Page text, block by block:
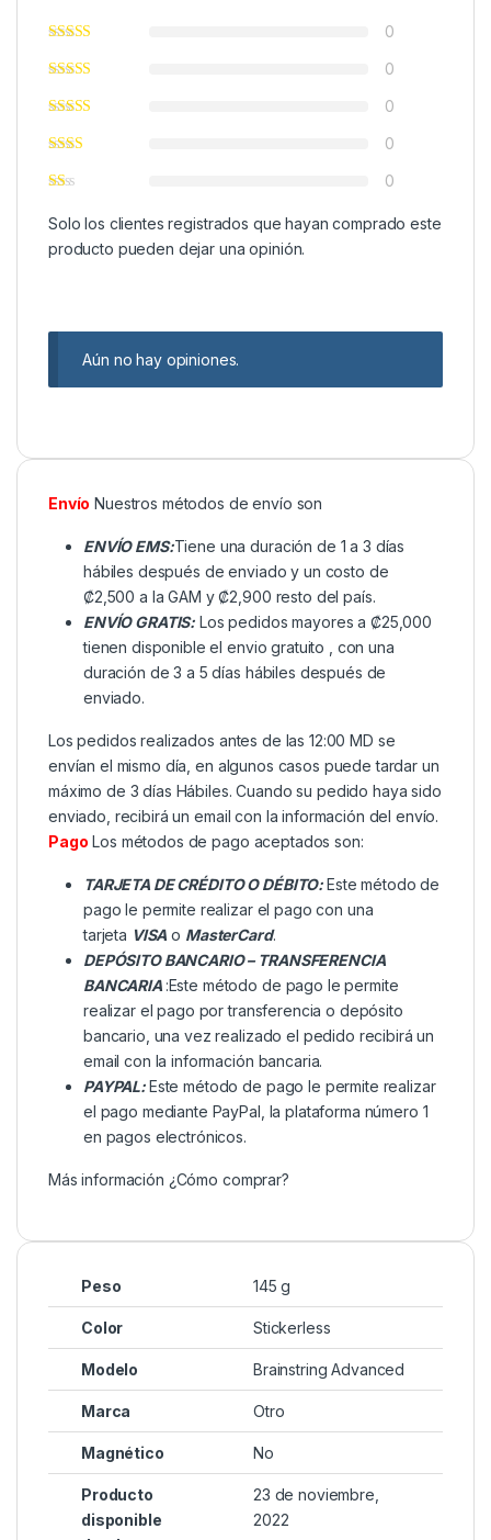
0
0
0
0
0
Solo los clientes registrados que hayan comprado este
producto pueden dejar una opinión.
Aún no hay opiniones.
Envío Nuestros métodos de envío son
ENVÍO EMS:Tiene una duración de 1 a 3 días
hábiles después de enviado y un costo de
₡2,500 a la GAM y ₡2,900 resto del país.
ENVÍO GRATIS: Los pedidos mayores a ₡25,000
tienen disponible el envio gratuito , con una
duración de 3 a 5 días hábiles después de
enviado.
Los pedidos realizados antes de las 12:00 MD se
envían el mismo día, en algunos casos puede tardar un
máximo de 3 días Hábiles. Cuando su pedido haya sido
enviado, recibirá un email con la información del envío.
Pago Los métodos de pago aceptados son:
TARJETA DE CRÉDITO O DÉBITO:Este método de
pago le permite realizar el pago con una
tarjeta VISA o MasterCard.
DEPÓSITO BANCARIO – TRANSFERENCIA
BANCARIA :Este método de pago le permite
realizar el pago por transferencia o depósito
bancario, una vez realizado el pedido recibirá un
email con la información bancaria.
PAYPAL:Este método de pago le permite realizar
el pago mediante PayPal, la plataforma número 1
en pagos electrónicos.
Más información ¿Cómo comprar?
Peso 145 g
Color Stickerless
Modelo Brainstring Advanced
Marca Otro
Magnético No
Producto
disponible
23 de noviembre,
2022